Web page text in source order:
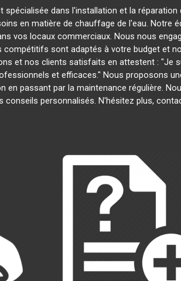
dans l'installation et la réparation
en matière de chauffage de l'eau. Notre
vos locaux commerciaux. Nous nous
sont adaptés à votre budget et
et nos clients satisfaits en attestent : "Je
et efficaces." Nous proposons
en passant par la maintenance régulière.
personnalisés. N'hésitez plus,